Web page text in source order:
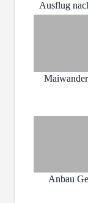
Ausflug
Anbau